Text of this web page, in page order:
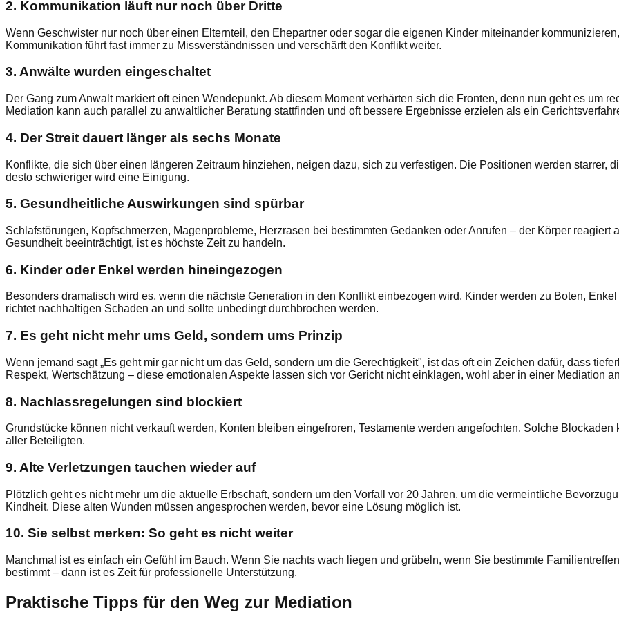
2. Kommunikation läuft nur noch über Dritte
Wenn Geschwister nur noch über einen Elternteil, den Ehepartner oder sogar die eigenen Kinder miteinander
Kommunikation führt fast immer zu Missverständnissen und verschärft den Konflikt weiter.
3. Anwälte wurden eingeschaltet
Der Gang zum Anwalt markiert oft einen Wendepunkt. Ab diesem Moment verhärten sich die Fronten, denn nun geht es um
Mediation kann auch parallel zu anwaltlicher Beratung stattfinden und oft bessere Ergebnisse erzielen als ein
4. Der Streit dauert länger als sechs Monate
Konflikte, die sich über einen längeren Zeitraum hinziehen, neigen dazu, sich zu verfestigen. Die Positionen werden starrer,
desto schwieriger wird eine Einigung.
5. Gesundheitliche Auswirkungen sind spürbar
Schlafstörungen, Kopfschmerzen, Magenprobleme, Herzrasen bei bestimmten Gedanken oder Anrufen – der Körper
Gesundheit beeinträchtigt, ist es höchste Zeit zu handeln.
6. Kinder oder Enkel werden hineingezogen
Besonders dramatisch wird es, wenn die nächste Generation in den Konflikt einbezogen wird. Kinder werden zu Boten,
richtet nachhaltigen Schaden an und sollte unbedingt durchbrochen werden.
7. Es geht nicht mehr ums Geld, sondern ums Prinzip
Wenn jemand sagt „Es geht mir gar nicht um das Geld, sondern um die Gerechtigkeit", ist das oft ein Zeichen dafür, dass
Respekt, Wertschätzung – diese emotionalen Aspekte lassen sich vor Gericht nicht einklagen, wohl aber in einer Mediation
8. Nachlassregelungen sind blockiert
Grundstücke können nicht verkauft werden, Konten bleiben eingefroren, Testamente werden angefochten. Solche
aller Beteiligten.
9. Alte Verletzungen tauchen wieder auf
Plötzlich geht es nicht mehr um die aktuelle Erbschaft, sondern um den Vorfall vor 20 Jahren, um die vermeintliche
Kindheit. Diese alten Wunden müssen angesprochen werden, bevor eine Lösung möglich ist.
10. Sie selbst merken: So geht es nicht weiter
Manchmal ist es einfach ein Gefühl im Bauch. Wenn Sie nachts wach liegen und grübeln, wenn Sie bestimmte
bestimmt – dann ist es Zeit für professionelle Unterstützung.
Praktische Tipps für den Weg zur Mediation